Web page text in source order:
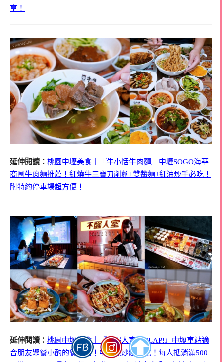
享！
延伸閱讀： 桃園中壢美食｜『牛小恬牛肉麵』中壢SOGO海華
商圈牛肉麵推薦！紅燒牛三寶刀削麵+雙醬麵+紅油炒手必吃！
附特約停車場超方便！
延伸閱讀： 桃園中壢美食｜『不醒人室 x SLAP!』中壢車站適
合朋友聚餐小酌的餐酒館！中式熱炒超好吃！每人抵消滿500